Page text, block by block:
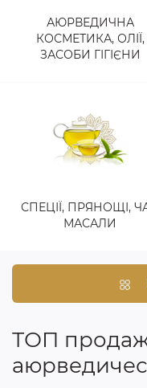
АЮРВЕДИЧНА
КОСМЕТИКА, ОЛІЇ,
ЗАСОБИ ГІГІЄНИ
СПЕЦІЇ, ПРЯНОЩІ,
МАСАЛИ
ТОП